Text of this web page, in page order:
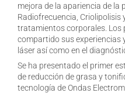
mejora de la apariencia de la
Radiofrecuencia, Criolipolisis
tratamientos corporales. Los
compartido sus
láser así como en el
Se ha presentado el primer
de reducción de grasa y
tecnología de Ondas